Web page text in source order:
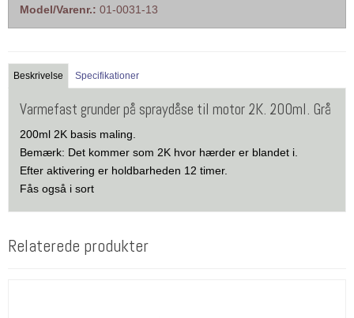
Model/Varenr.: 01-0031-13
Beskrivelse Specifikationer
Varmefast grunder på spraydåse til motor 2K. 200ml. Grå
200ml 2K basis maling.
Bemærk: Det kommer som 2K hvor hærder er blandet i.
Efter aktivering er holdbarheden 12 timer.
Fås også i sort
Relaterede produkter